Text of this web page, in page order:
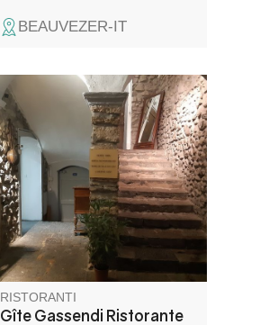
BEAUVEZER-IT
Cucina tradizionale di
montagna, cucina sud-
occidentale, carni alla griglia.
RISTORANTI
Gîte Gassendi Ristorante